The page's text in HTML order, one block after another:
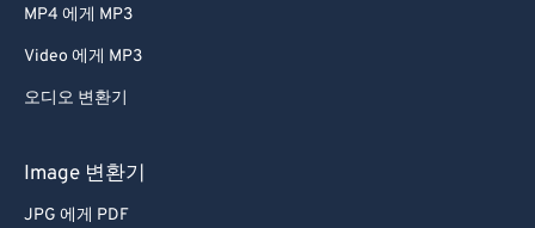
MP4 에게 MP3
Video 에게 MP3
오디오 변환기
Image 변환기
JPG 에게 PDF